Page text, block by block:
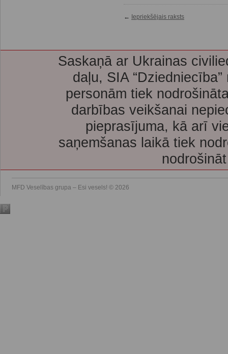
← Iepriekšējais raksts
Saskaņā ar Ukrainas
daļu, SIA
personām tiek
darbības veikšanai
pieprasījuma, kā arī
saņemšanas laikā tiek
MFD Veselības grupa – Esi vesels! © 2026